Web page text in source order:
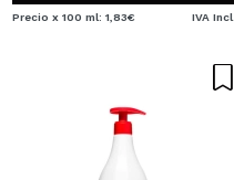
Precio x 100 ml: 1,83€ IVA Incl.